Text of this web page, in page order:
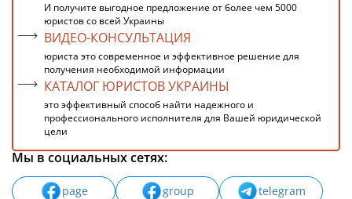
И получите выгодное предложение от более чем 5000
юристов со всей Украины
ВИДЕО-КОНСУЛЬТАЦИЯ
юриста это современное и эффективное решение для
получения необходимой информации
КАТАЛОГ ЮРИСТОВ УКРАИНЫ
это эффективный способ найти надежного и
профессионального исполнителя для Вашей юридической
цели
Мы в социальных сетях:
page group
telegram